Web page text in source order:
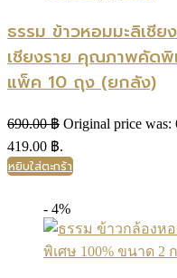
ธรรม ข้าวหอมมะลิเชีย
เชียงราย คุณภาพคัด
แพ็ค 10 ถุง (ยกลัง)
690.00฿ Original price was:
419.00 ฿.
หยิบใส่ตะกร้า
- 4%